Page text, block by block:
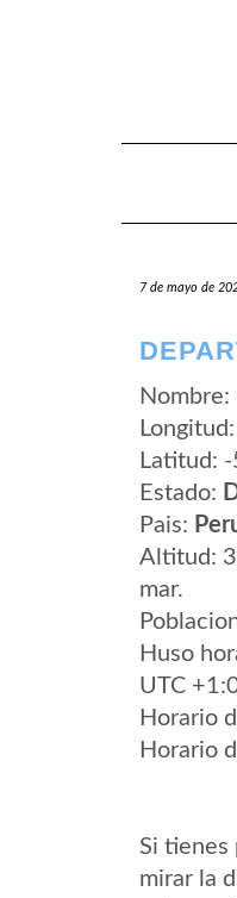
7 de mayo de
Nombre:
Latitud:
Estado:
Pais:
Altitud:
mar.
Huso
UTC
Horario
Horario
Si tienes
mirar la